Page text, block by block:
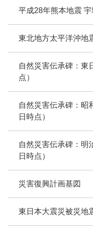
平成28年熊本地震 宇
東北地方太平洋沖
自然災害伝承碑：東
点）
自然災害伝承碑：昭
日時点）
自然災害伝承碑：明
日時点）
災害復興計画基図
東日本大震災被災地